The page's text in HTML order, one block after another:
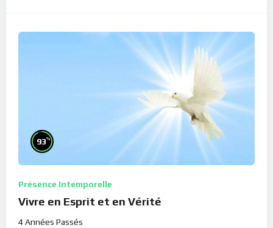
93%
Présence Intemporelle
Vivre en Esprit et en Vérité
4 Années Passés